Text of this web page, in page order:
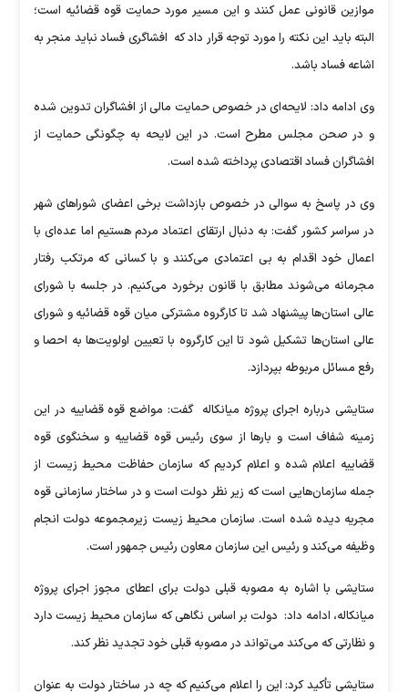
موازین قانونی عمل کنند و این مسیر مورد حمایت قوه قضائیه است؛
البته باید این نکته را مورد توجه قرار داد که افشاگری فساد نباید منجر به
اشاعه فساد باشد.
وی ادامه داد: لایحه‌ای در خصوص حمایت مالی از افشاگران تدوین شده
و در صحن مجلس مطرح است‌. در این لایحه به چگونگی حمایت از
افشاگران فساد اقتصادی پرداخته شده است.
وی در پاسخ به سوالی در خصوص بازداشت برخی اعضای شوراهای شهر
در سراسر کشور گفت: به دنبال ارتقای اعتماد مردم هستیم اما عده‌ای با
اعمال خود اقدام به بی اعتمادی می‌کنند و با کسانی که مرتکب رفتار
مجرمانه می‌شوند مطابق با قانون برخورد می‌کنیم. در جلسه با شورای
عالی استان‌ها پیشنهاد شد تا کارگروه مشترکی میان قوه قضائیه و شورای
عالی استان‌ها تشکیل شود تا این کارگروه با تعیین اولویت‌ها به احصا و
رفع مسائل مربوطه بپردازد.
ستایشی درباره اجرای پروژه میانکاله گفت: مواضع قوه قضاییه در این
زمینه شفاف است و بارها از سوی رئیس قوه قضاییه و سخنگوی قوه
قضاییه اعلام شده و اعلام کردیم که سازمان حفاظت محیط زیست از
جمله سازمان‌هایی است که زیر نظر دولت است و در ساختار سازمانی قوه
مجریه دیده شده است. سازمان محیط زیست زیرمجموعه دولت انجام
وظیفه می‌کند و رئیس این سازمان معاون رئیس جمهور است.
ستایشی با اشاره به مصوبه قبلی دولت برای اعطای مجوز اجرای پروژه
میانکاله، ادامه داد: دولت بر اساس نگاهی که سازمان محیط زیست دارد
و نظارتی که می‌کند می‌تواند در مصوبه قبلی خود تجدید نظر کند.
ستایشی تأکید کرد: این را اعلام می‌کنیم که چه در ساختار دولت به عنوان